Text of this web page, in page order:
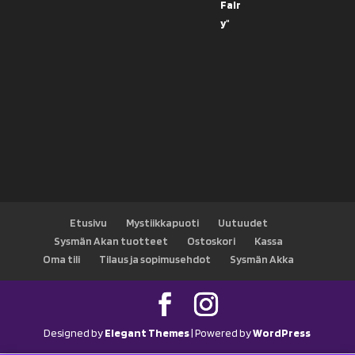
Etusivu Mystiikkapuoti
Uutuudet
Sysmän Akan tuotteet
Ostoskori
Kassa
Oma tili
Tilaus ja sopimusehdot Sysmän Akka
Designed byElegant Themes| Powered byWordPress